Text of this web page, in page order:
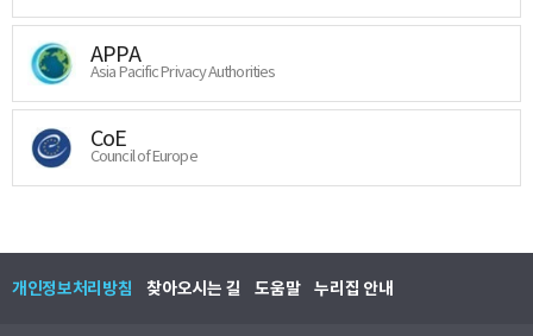
APPA
Asia Pacific Privacy Authorities
CoE
Council of Europe
개인정보처리방침 찾아오시는 길 도움말 누리집 안내